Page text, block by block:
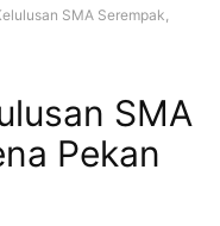
SMA Serempak,
SMA
Pekan